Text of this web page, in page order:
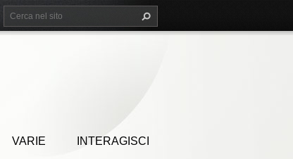
VARIE INTERAGISCI